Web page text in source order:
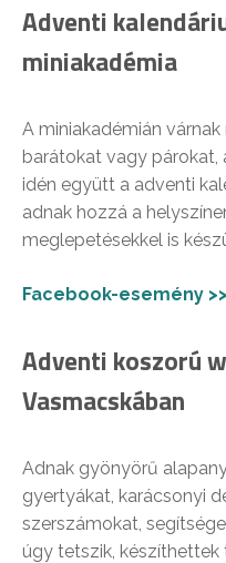
Adventi
miniakadémia
A miniakadémián
barátokat vagy párokat,
idén együtt a adventi
adnak hozzá a
meglepetésekkel is
Facebook-esemény >>
Adventi koszorú
Vasmacskában
Adnak gyönyörű
gyertyákat, karácsonyi
szerszámokat,
úgy tetszik,